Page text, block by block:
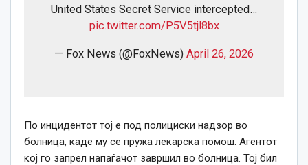
United States Secret Service intercepted…
pic.twitter.com/P5V5tjl8bx
— Fox News (@FoxNews) April 26, 2026
По инцидентот тој е под полициски надзор во
болница, каде му се пружа лекарска помош. Агентот
кој го запрел напаѓачот завршил во болница. Тој бил